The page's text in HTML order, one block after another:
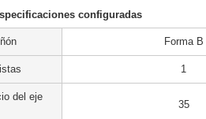
configuradas
Forma B
1
del eje
35